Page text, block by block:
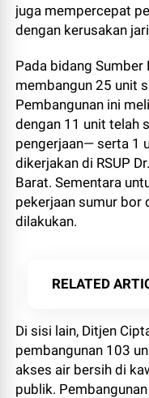
juga mempercepat
dengan kerusakan
Pada bidang Sumber
membangun 25 unit
Pembangunan ini
dengan 11 unit telah
pengerjaan— serta 1
dikerjakan di RSUP
Barat. Sementara
pekerjaan sumur bor
dilakukan.
RELATED
Di sisi lain, Ditjen
pembangunan 103
akses air bersih di
publik.